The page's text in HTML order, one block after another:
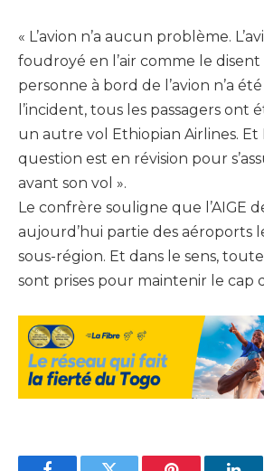
« L’avion n’a aucun problème.
foudroyé en l’air comme le
personne à bord de l’avion n’a
l’incident, tous les passagers ont
un autre vol Ethiopian Airlines. Et
question est en révision pour
avant son vol ».
Le confrère souligne que l’AIGE
aujourd’hui partie des aéroports
sous-région. Et dans le sens,
sont prises pour maintenir le cap